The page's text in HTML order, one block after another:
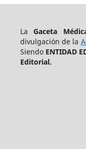
LaGaceta
divulgación de la
Siendo ENTIDAD
Editorial.